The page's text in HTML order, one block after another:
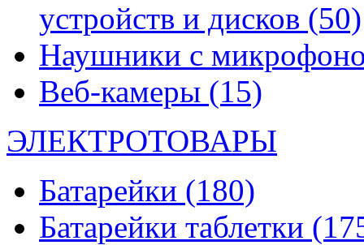
устройств и дисков (50)
Наушники с
Веб-камеры (15)
ЭЛЕКТРОТОВАРЫ
Батарейки (180)
Батарейки таблетки